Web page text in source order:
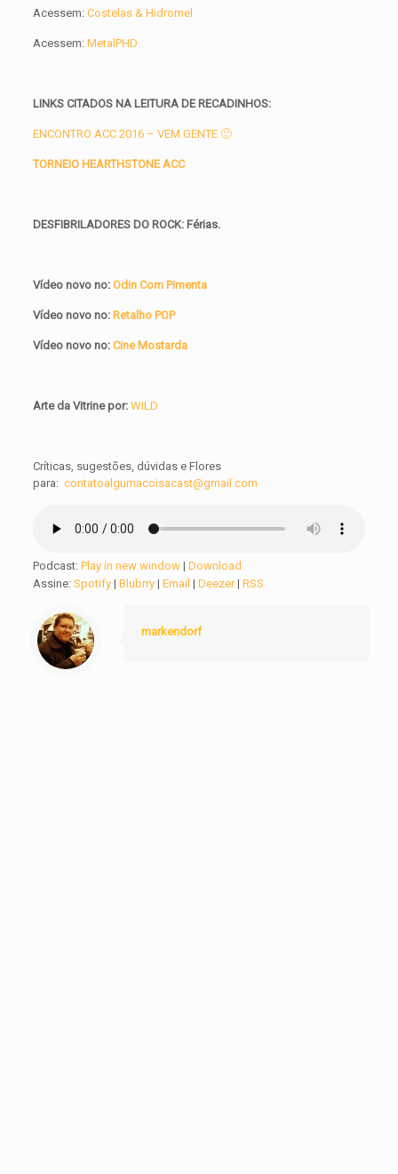
Acessem:Costelas & Hidromel
Acessem: MetalPHD
LINKS CITADOS NA LEITURA DE RECADINHOS:
ENCONTRO ACC 2016 – VEM GENTE 🙂
TORNEIO HEARTHSTONE ACC
DESFIBRILADORES DO ROCK: Férias.
Vídeo novo no:Odin Com Pimenta
Vídeo novo no: Retalho POP
Vídeo novo no:Cine Mostarda
Arte da Vitrine por: WILD
Críticas, sugestões, dúvidas e Flores
para:contatoalgumacoisacast@gmail.com
Podcast:Play in new window |Download
Assine:Spotify |Blubrry |Email |Deezer|RSS
markendorf